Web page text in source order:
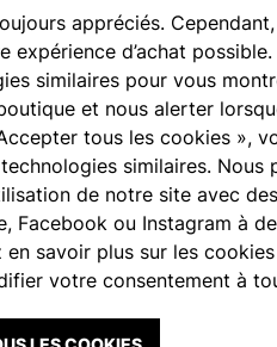
appréciés.
d’achat
similaires pour vous
et nous alerter
tous les cookies »,
similaires. Nous
de notre site avec
Facebook ou Instagram à
en savoir plus sur les
votre consentement à